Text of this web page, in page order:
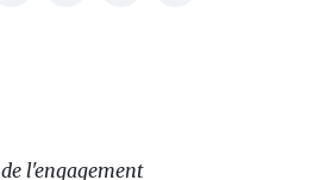
de l'engagement